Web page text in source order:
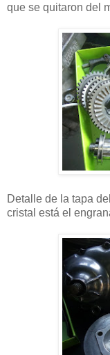
que se quitaron del
Detalle de la tapa
cristal está el